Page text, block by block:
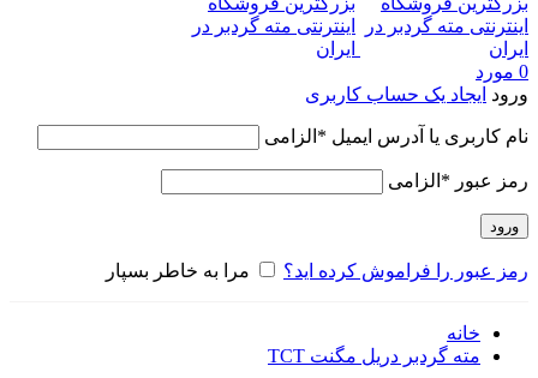
0 مورد
ورود ایجاد یک حساب کاربری
نام کاربری یا آدرس ایمیل * الزامی
رمز عبور * الزامی
ورود
رمز عبور را فراموش کرده اید؟ مرا به خاطر بسپار
خانه
مته گردبر دریل مگنت TCT